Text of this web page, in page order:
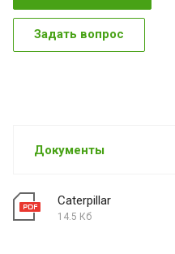
Задать вопрос
Документы
Caterpillar
14.5 Кб